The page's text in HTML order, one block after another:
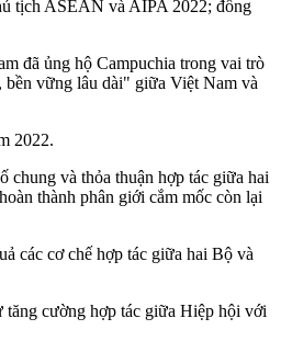
tịch ASEAN và AIPA 2022; đồng
đã ủng hộ Campuchia trong vai trò
bền vững lâu dài" giữa Việt Nam và
2022.
chung và thỏa thuận hợp tác giữa hai
thành phân giới cắm mốc còn lại
các cơ chế hợp tác giữa hai Bộ và
tăng cường hợp tác giữa Hiệp hội với